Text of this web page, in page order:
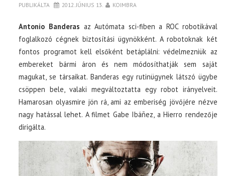
PUBLIKÁLTA 2012. JÚNIUS 13. KOIMBRA
Antonio Banderas az Autómata sci-fiben a ROC robotikával
foglalkozó cégnek biztosítási ügynökként. A robotoknak két
fontos programot kell elsőként betáplálni: védelmezniük az
embereket bármi áron és nem módosíthatják sem saját
magukat, se társaikat. Banderas egy rutinügynek látszó ügybe
csöppen bele, valaki megváltoztatta egy robot irányelveit.
Hamarosan olyasmire jön rá, ami az emberiség jövőjére nézve
nagy hatással lehet. A filmet Gabe Ibáñez, a Hierro rendezője
dirigálta.